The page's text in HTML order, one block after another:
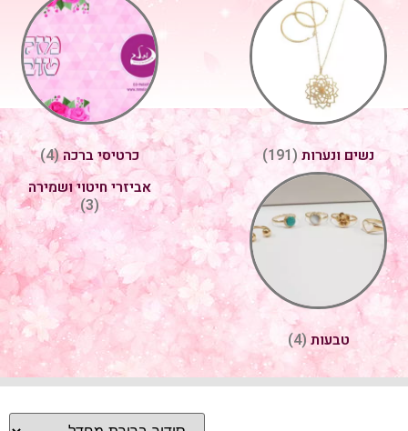
נשים ונערות (191) כרטיסי ברכה(4)
טבעות(4)
אביזרי חיטוי ושמירה
(3)